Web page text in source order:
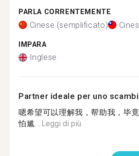
PARLA CORRENTEMENTE
Cinese (semplificato)
IMPARA
Inglese
Partner ideale per uno
嗯希望可以理解我，帮助我，毕
怕尴...Leggi di più